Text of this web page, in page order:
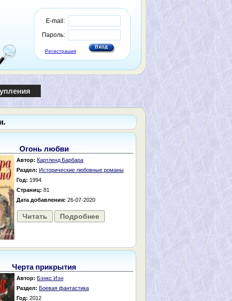
E-mail:
Пароль:
Регистрация
Огонь любви
Автор: Картленд Барбара
Раздел: Исторические любовные романы
Год: 1994
Страниц: 81
Дата добавления: 26-07-2020
Читать Подробнее
Черта прикрытия
Автор: Бэнкс Иэн
Раздел: Боевая фантастика
Год: 2012